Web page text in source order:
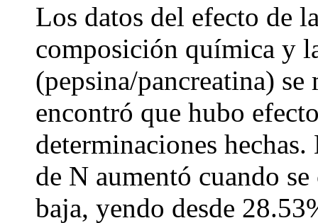
Los datos del efecto de
composición química y
(pepsina/pancreatina) se
encontró que hubo
determinaciones
de N aumentó cuando
baja, yendo desde